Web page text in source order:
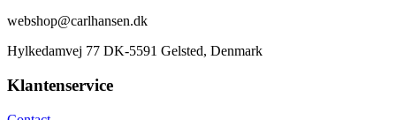
webshop@carlhansen.dk
Hylkedamvej 77 DK-5591 Gelsted, Denmark
Klantenservice